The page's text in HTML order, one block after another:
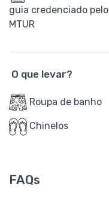
guia credenciado pelo
MTUR
O que levar?
Roupa de banho
Chinelos
FAQs